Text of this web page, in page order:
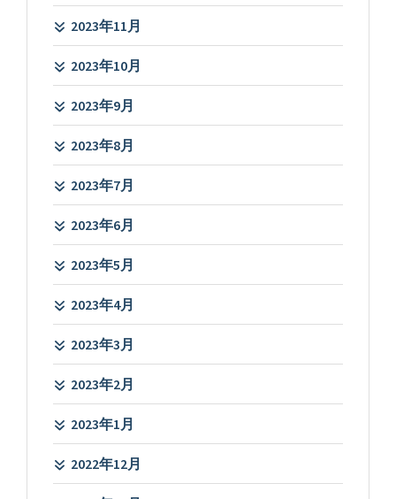
2023年11月
2023年10月
2023年9月
2023年8月
2023年7月
2023年6月
2023年5月
2023年4月
2023年3月
2023年2月
2023年1月
2022年12月